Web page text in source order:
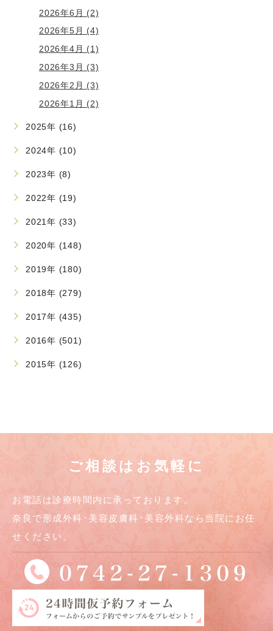
2026年6月 (2)
2026年5月 (4)
2026年4月 (1)
2026年3月 (3)
2026年2月 (3)
2026年1月 (2)
2025年 (16)
2024年 (10)
2023年 (8)
2022年 (19)
2021年 (33)
2020年 (148)
2019年 (180)
2018年 (279)
2017年 (435)
2016年 (501)
2015年 (126)
ご相談はお気軽に
お電話は診療時間内に承っております。
奈良で形成外科･美容皮膚科･美容外科なら当院にお任
せください。